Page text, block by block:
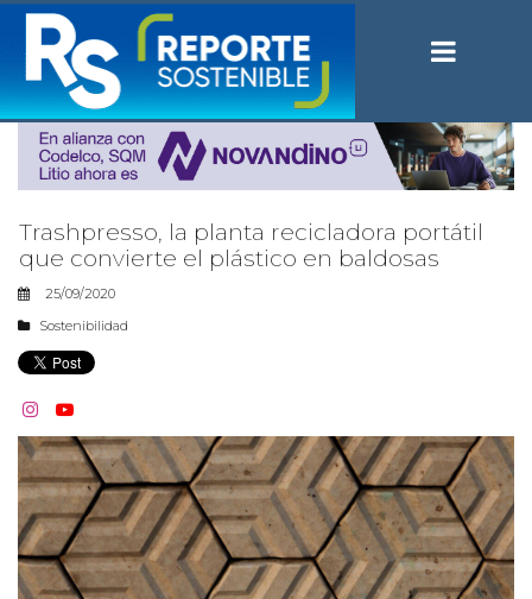
Trashpresso, la planta recicladora portátil
que convierte el plástico en baldosas
25/09/2020
Sostenibilidad
 